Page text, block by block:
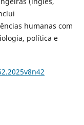
humanas com
política e